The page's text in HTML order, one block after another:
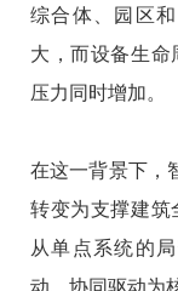
综合体、园区
大，而设备生命
压力同时增加。
在这一背景下，
转变为支撑建筑
从单点系统的
动、协同驱动为